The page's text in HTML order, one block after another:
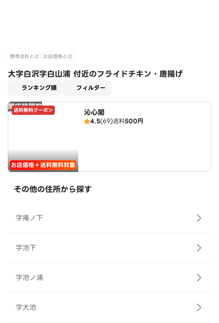
標準送料とは お店価格とは
大字白沢字白山浦 付近のフライドチキン・唐揚げ
ランキング順 フィルター
開店時間前
送料無料クーポン
お店価格＋送料無料対象
沁心閣
4.5(69)送料500円
その他の住所から探す
字庵ノ下
字池下
字池ノ浦
字大池